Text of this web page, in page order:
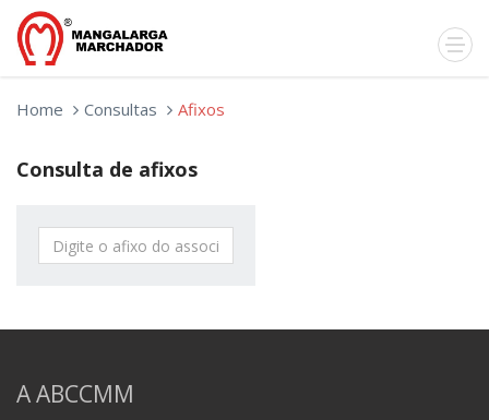
Home Consultas Afixos
Consulta de afixos
A ABCCMM